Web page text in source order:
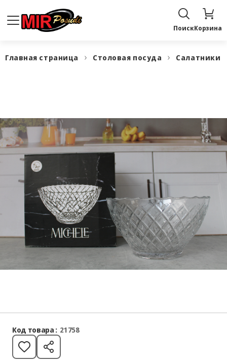
ПоискКорзина
Главная страница Столовая посуда Салатники
Код товара : 21758